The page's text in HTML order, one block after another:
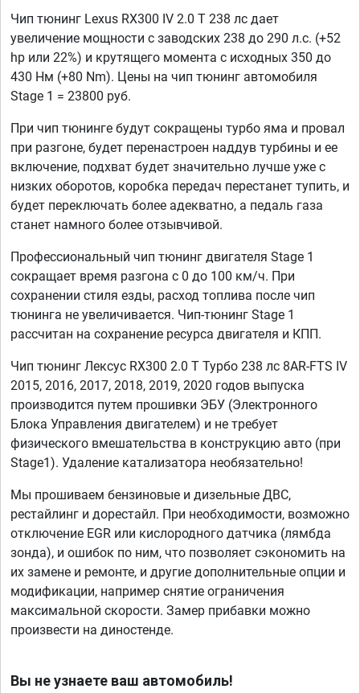
Чип тюнинг Lexus RX300 IV 2.0 T 238 лс дает
увеличение мощности с заводских 238 до 290 л.с. (+52
hp или 22%) и крутящего момента с исходных 350 до
430 Нм (+80 Nm). Цены на чип тюнинг автомобиля
Stage 1 = 23800 руб.
При чип тюнинге будут сокращены турбо яма и провал
при разгоне, будет перенастроен наддув турбины и ее
включение, подхват будет значительно лучше уже с
низких оборотов, коробка передач перестанет тупить, и
будет переключать более адекватно, а педаль газа
станет намного более отзывчивой.
Профессиональный чип тюнинг двигателя Stage 1
сокращает время разгона с 0 до 100 км/ч. При
сохранении стиля езды, расход топлива после чип
тюнинга не увеличивается. Чип-тюнинг Stage 1
рассчитан на сохранение ресурса двигателя и КПП.
Чип тюнинг Лексус RX300 2.0 T Турбо 238 лс 8AR-FTS IV
2015, 2016, 2017, 2018, 2019, 2020 годов выпуска
производится путем прошивки ЭБУ (Электронного
Блока Управления двигателем) и не требует
физического вмешательства в конструкцию авто (при
Stage1). Удаление катализатора необязательно!
Мы прошиваем бензиновые и дизельные ДВС,
рестайлинг и дорестайл. При необходимости, возможно
отключение EGR или кислородного датчика (лямбда
зонда), и ошибок по ним, что позволяет сэкономить на
их замене и ремонте, и другие дополнительные опции и
модификации, например снятие ограничения
максимальной скорости. Замер прибавки можно
произвести на диностенде.
Вы не узнаете ваш автомобиль!